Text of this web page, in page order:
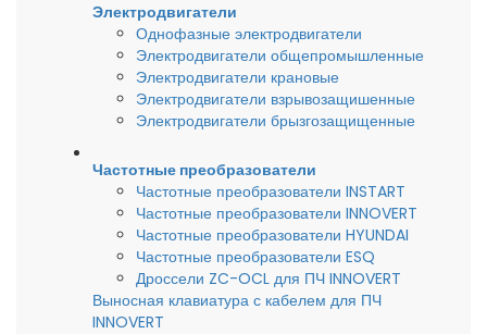
Электродвигатели
Однофазные электродвигатели
Электродвигатели общепромышленные
Электродвигатели крановые
Электродвигатели взрывозащишенные
Электродвигатели брызгозащищенные
Частотные преобразователи
Частотные преобразователи INSTART
Частотные преобразователи INNOVERT
Частотные преобразователи HYUNDAI
Частотные преобразователи ESQ
Дроссели ZC-OCL для ПЧ INNOVERT
Выносная клавиатура с кабелем для ПЧ
INNOVERT